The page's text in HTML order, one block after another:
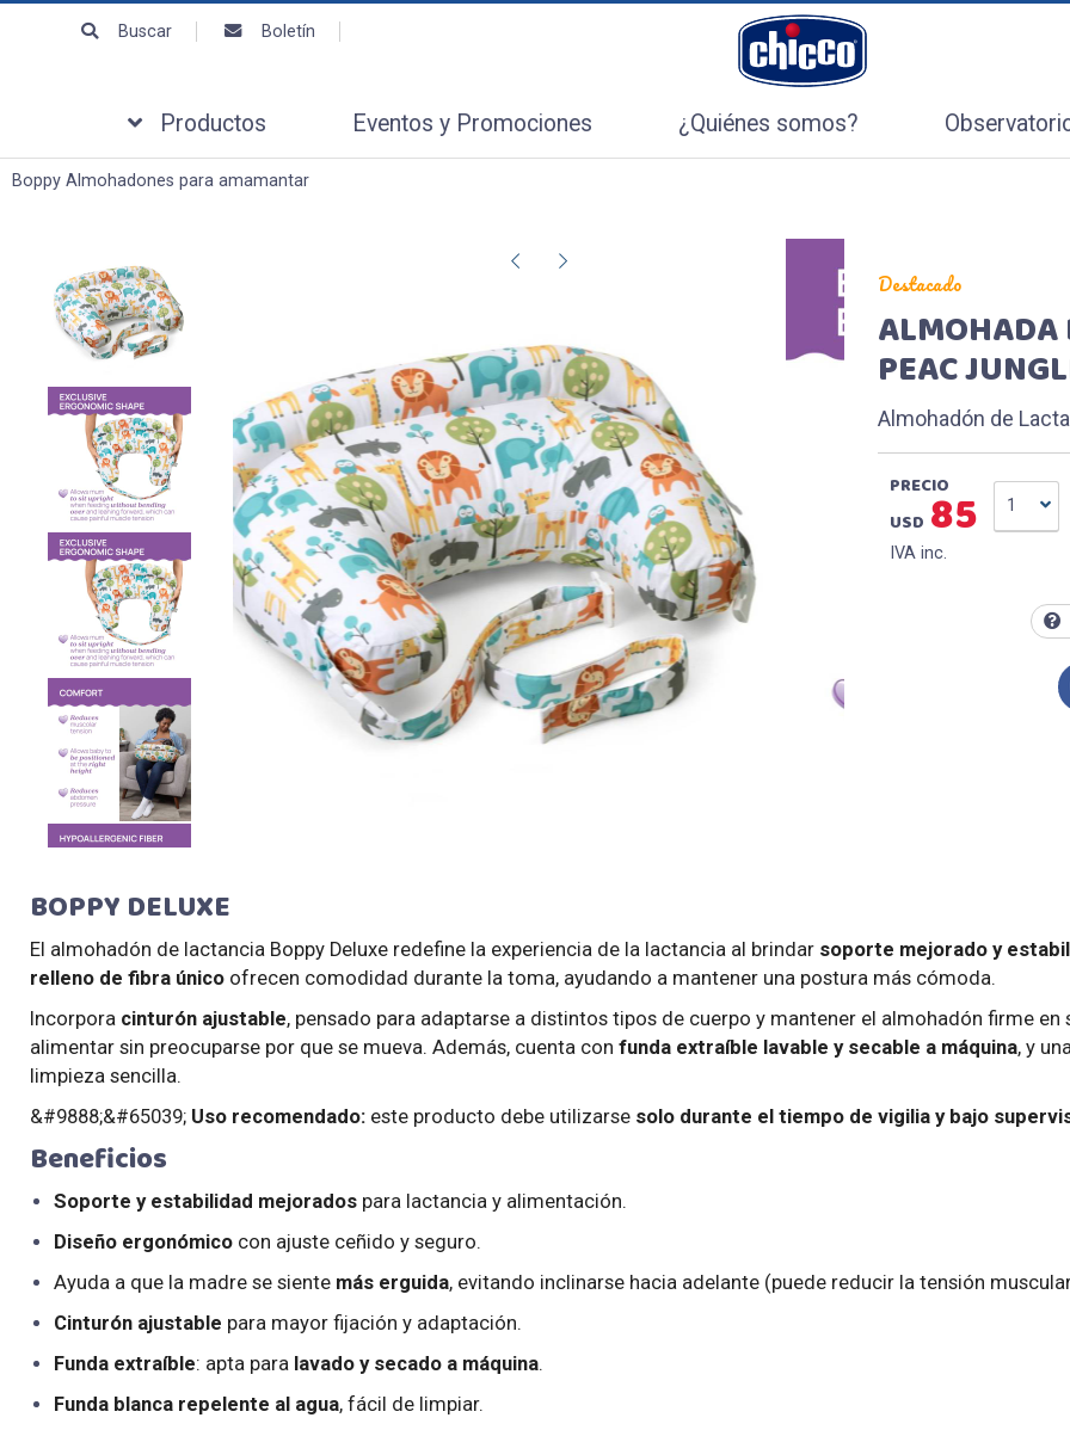
Buscar Boletín
Productos Eventos y Promociones ¿Quiénes somos?
Boppy Almohadones para amamantar
Destacado
ALMOHADA
PEAC
Almohadón de
PRECIO
USD 85
IVA inc.
1
BOPPY DELUXE
El almohadón de lactancia Boppy Deluxe redefine la experiencia de la lactancia al brindar soporte mejorado y
relleno de fibra único ofrecen comodidad durante la toma, ayudando a mantener una postura más cómoda.
Incorpora cinturón ajustable, pensado para adaptarse a distintos tipos de cuerpo y mantener el almohadón firme
alimentar sin preocuparse por que se mueva. Además, cuenta con funda extraíble lavable y secable a máquina, y
limpieza sencilla.
&#9888;&#65039; Uso recomendado: este producto debe utilizarse solo durante el tiempo de vigilia y bajo
Beneficios
Soporte y estabilidad mejorados para lactancia y alimentación.
Diseño ergonómico con ajuste ceñido y seguro.
Ayuda a que la madre se siente más erguida, evitando inclinarse hacia adelante (puede reducir la tensión
Cinturón ajustable para mayor fijación y adaptación.
Funda extraíble: apta para lavado y secado a máquina.
Funda blanca repelente al agua, fácil de limpiar.